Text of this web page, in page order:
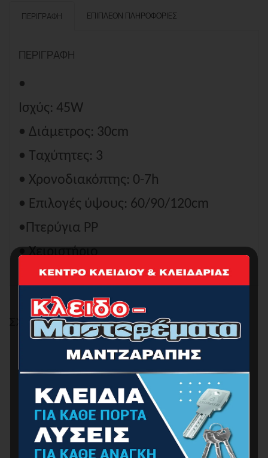
ΠΕΡΙΓΡΑΦΉ ΕΠΙΠΛΈΟΝ ΠΛΗΡΟΦΟΡΊΕΣ
ΠΕΡΙΓΡΑΦΉ
•
Ισχύς: 45W
• Διάμετρος: 30cm
• Ταχύτητες: 3
• Χρονοδιακόπτης: 0-7h
• Επιλογές ύψους: 60/90/120cm
•Πτερύγια ΡΡ
• Χειριστήριο
ΣΧΕΤΙΚΆ ΠΡΟΪΌΝΤΑ